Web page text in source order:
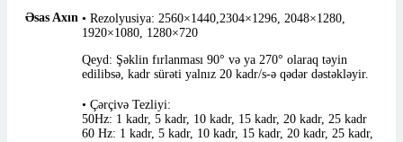
Əsas Axın • Rezolyusiya: 2560×1440,2304×1296, 2048×1280,
1920×1080, 1280×720
Qeyd: Şəklin fırlanması 90° və ya 270° olaraq təyin
edilibsə, kadr sürəti yalnız 20 kadr/s-ə qədər dəstəkləyir.
• Çərçivə Tezliyi:
50Hz: 1 kadr, 5 kadr, 10 kadr, 15 kadr, 20 kadr, 25 kadr
60 Hz: 1 kadr, 5 kadr, 10 kadr, 15 kadr, 20 kadr, 25 kadr,